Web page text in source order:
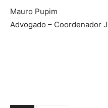
Mauro Pupim
Advogado – Coordenador